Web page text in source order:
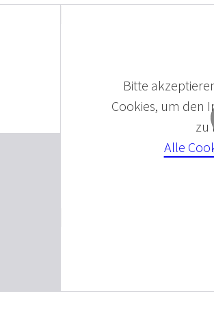
Bitte
Cookies, um den
zu
Alle